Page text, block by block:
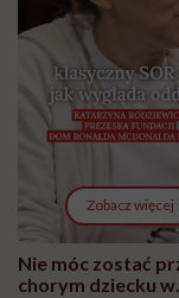
Zobacz więcej
Nie móc zostać
chorym dziecku w